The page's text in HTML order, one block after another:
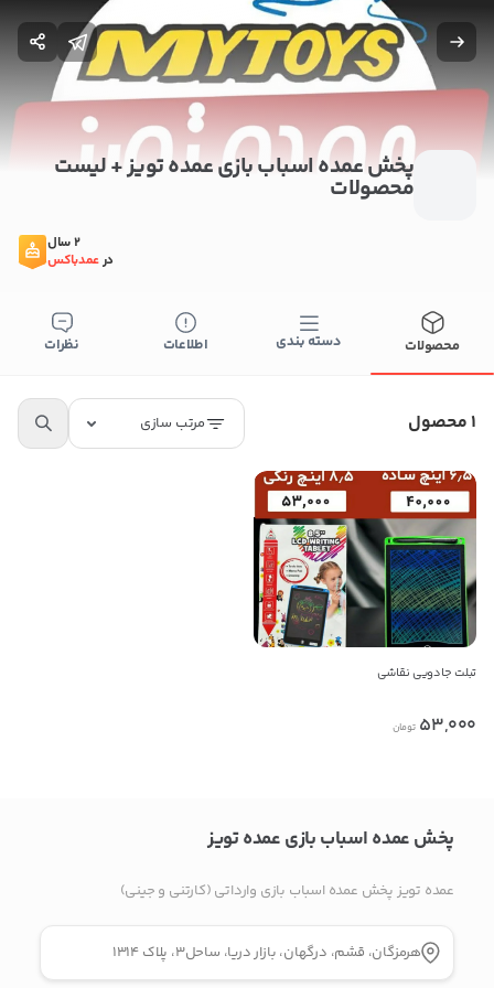
پخش عمده اسباب بازی عمده تویز + لیست
محصولات
2 سال
درعمدباکس
محصولات دسته بندی اطلاعات نظرات
1 محصول مرتب سازی
تبلت جادویی نقاشی
53,000 تومان
پخش عمده اسباب بازی عمده تویز
راه های دیگر ارتباطی
پیام در تلگرام
کانال تلگرام
پیام در واتس‌اپ
بدیهی است عمدباکس هیچ نوع مسئولیتی در قبال نداشته و
پخش عمده اسباب بازی عمده تویز
عمده تویز پخش عمده اسباب بازی وارداتی (کارتنی و جینی)
هرمزگان، قشم، درگهان، بازار دریا، ساحل3، پلاک 1314